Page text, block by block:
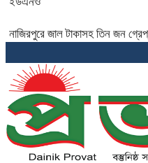
নাজিরপুরে জাল টাকাসহ তিন জন